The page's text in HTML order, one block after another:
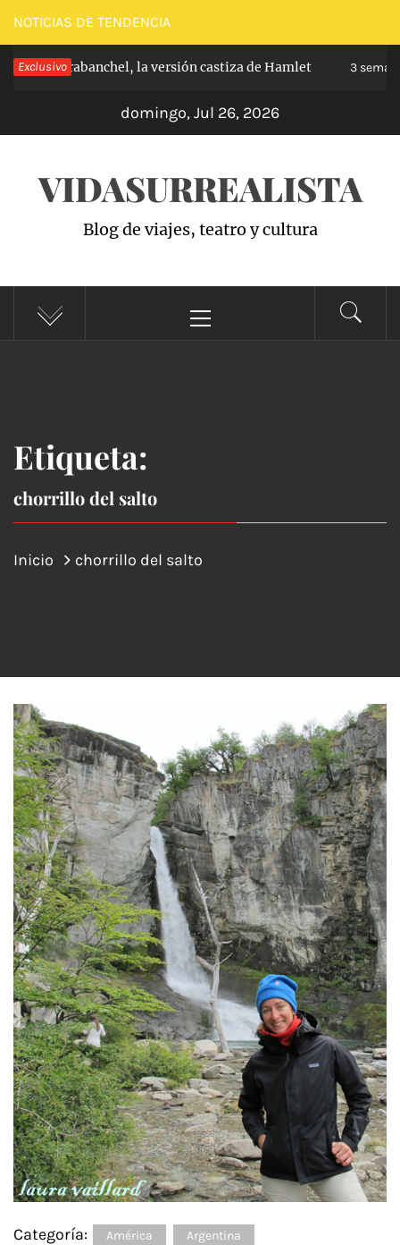
Saltar
al
contenido
NOTICIAS DE TENDENCIA
Exclusivo
de Carabanchel, la versión castiza de Hamlet 3
domingo, Jul 26, 2026
VIDASURREALISTA
Blog de viajes, teatro y cultura
principal
Etiqueta:
chorrillo del salto
Inicio chorrillo del salto
Categoría: América Argentina